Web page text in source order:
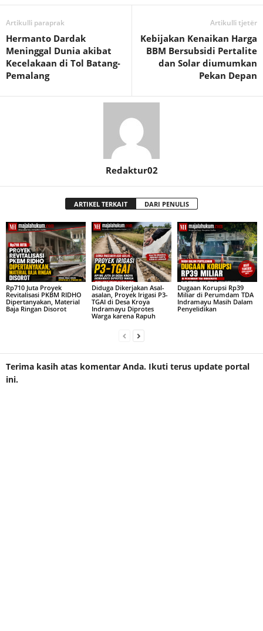
Artikulli paraprak
Hermanto Dardak
Meninggal Dunia akibat
Kecelakaan di Tol Batang-
Pemalang
Artikulli tjetër
Kebijakan Kenaikan Harga
BBM Bersubsidi Pertalite
dan Solar diumumkan
Pekan Depan
Redaktur02
ARTIKEL TERKAIT DARI PENULIS
Rp710 Juta Proyek
Revitalisasi PKBM RIDHO
Dipertanyakan, Material
Baja Ringan Disorot
Diduga Dikerjakan Asal-
asalan, Proyek Irigasi P3-
TGAI di Desa Kroya
Indramayu Diprotes
Warga karena Rapuh
Dugaan Korupsi Rp39
Miliar di Perumdam TDA
Indramayu Masih Dalam
Penyelidikan
Terima kasih atas komentar Anda. Ikuti terus update portal
ini.